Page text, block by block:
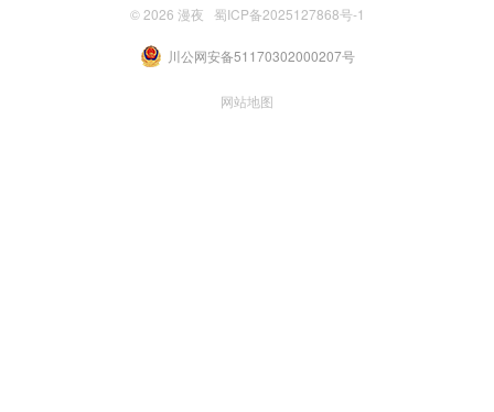
© 2026 漫夜 蜀ICP备2025127868号-1
川公网安备51170302000207号
网站地图